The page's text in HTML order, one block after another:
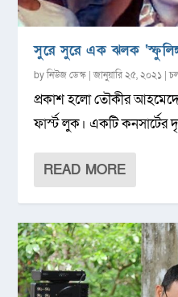
সুরে সুরে এক ঝলক
byনিউজ ডেস্ক |জানুয়ারি ২৫, ২০২১ |
প্রকাশ হলো তৌকীর আহমেদের
ফার্স্ট লুক। একটি কনসার্টের
READ MORE